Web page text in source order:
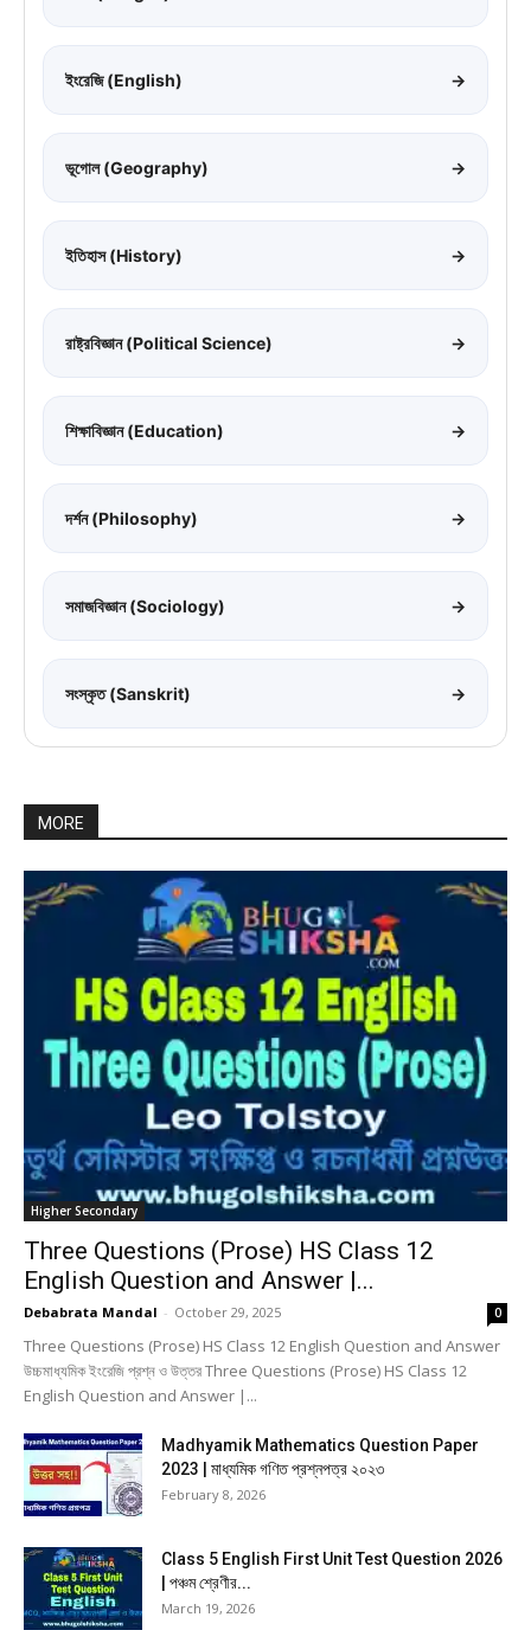
ইংরেজি (English) →
ভূগোল (Geography) →
ইতিহাস (History) →
রাষ্ট্রবিজ্ঞান (Political Science) →
শিক্ষাবিজ্ঞান (Education) →
দর্শন (Philosophy) →
সমাজবিজ্ঞান (Sociology) →
সংস্কৃত (Sanskrit) →
MORE
Higher Secondary
Three Questions (Prose) HS Class 12
English Question and Answer |...
Debabrata Mandal - October 29, 2025 0
Three Questions (Prose) HS Class 12 English Question and Answer
উচ্চমাধ্যমিক ইংরেজি প্রশ্ন ও উত্তর Three Questions (Prose) HS Class 12
English Question and Answer |...
Madhyamik Mathematics Question Paper
2023 | মাধ্যমিক গণিত প্রশ্নপত্র ২০২৩
February 8, 2026
Class 5 English First Unit Test Question 2026
| পঞ্চম শ্রেণীর...
March 19, 2026